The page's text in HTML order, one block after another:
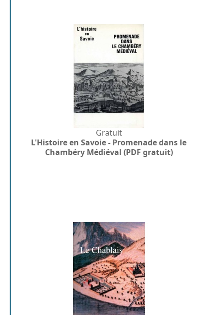
Gratuit
L'Histoire en Savoie - Promenade dans le
Chambéry Médiéval (PDF gratuit)